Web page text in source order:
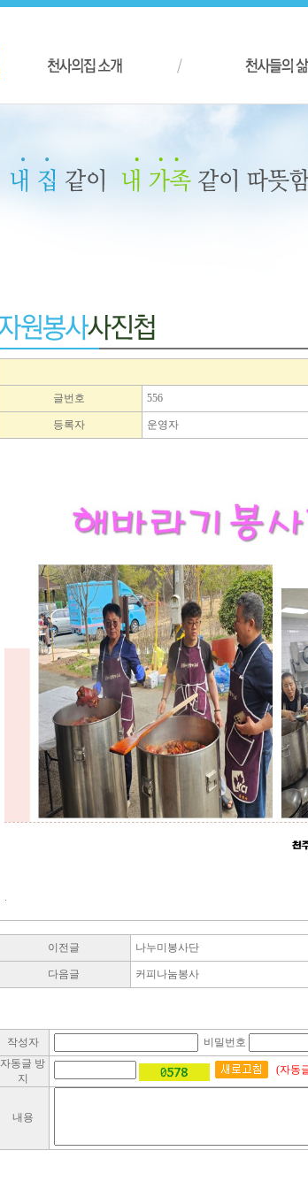
글번호 556
등록자 운영자
.
이전글 나누미봉사단
다음글 커피나눔봉사
작성자
비밀번호
자동글 방
지
(자동
내용